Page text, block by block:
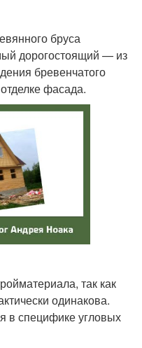
бруса
дорогостоящий — из
бревенчатого
фасада.
так как
одинакова.
в специфике угловых